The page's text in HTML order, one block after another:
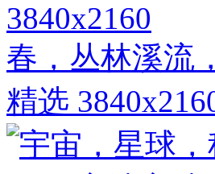
3840x2160
春，丛林溪流
精选